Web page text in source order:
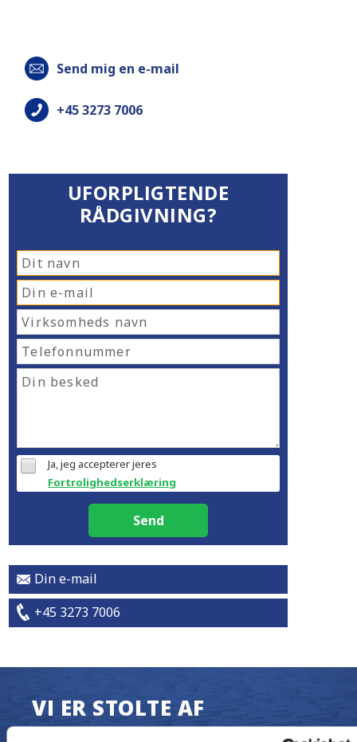
Send mig en e-mail
+45 3273 7006
UFORPLIGTENDE
RÅDGIVNING?
Ja, jeg accepterer jeres
Fortrolighedserklæring
Send
Din e-mail
+45 3273 7006
VI ER STOLTE AF
DET HER